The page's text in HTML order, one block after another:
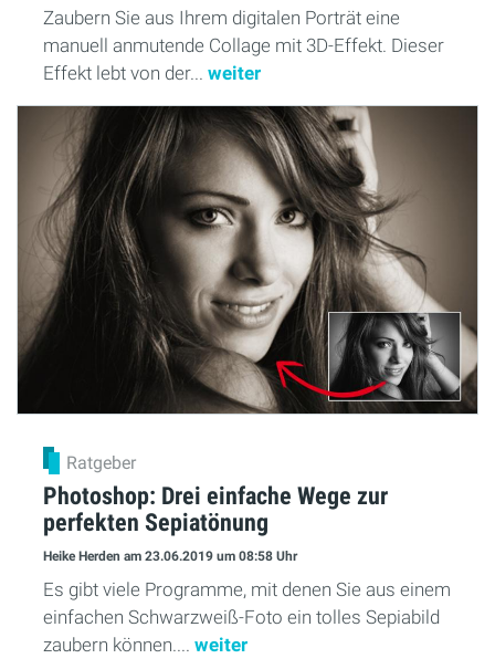
Zaubern Sie aus Ihrem digitalen Porträt eine
manuell anmutende Collage mit 3D-Effekt. Dieser
Effekt lebt von der... weiter
Ratgeber
Photoshop: Drei einfache Wege zur
perfekten Sepiatönung
Heike Herden am 23.06.2019 um 08:58 Uhr
Es gibt viele Programme, mit denen Sie aus einem
einfachen Schwarzweiß-Foto ein tolles Sepiabild
zaubern können.... weiter